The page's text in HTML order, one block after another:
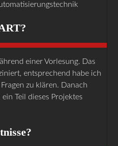
einer Vorlesung. Das
entsprechend habe ich
zu klären. Danach
Teil dieses Projektes